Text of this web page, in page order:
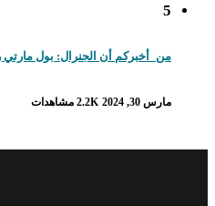
5
من_أخبركم أن الجنرال: بول مارتي
مارس 30, 2024 2.2K مشاهدات